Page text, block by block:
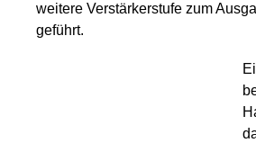
weitere Verstärkerstufe zum
geführt.